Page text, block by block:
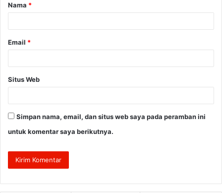
r
Nama *
Email *
Situs Web
Simpan nama, email, dan situs web saya pada peramban ini
untuk komentar saya berikutnya.